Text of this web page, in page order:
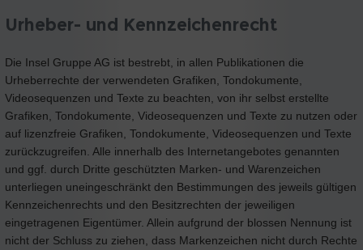
Urheber- und Kennzeichenrecht
Die Insel Gruppe AG ist bestrebt, in allen Publikationen die
Urheberrechte der verwendeten Grafiken, Tondokumente,
Videosequenzen und Texte zu beachten, von ihr selbst erstellte
Grafiken, Tondokumente, Videosequenzen und Texte zu nutzen oder
auf lizenzfreie Grafiken, Tondokumente, Videosequenzen und Texte
zurückzugreifen. Alle innerhalb des Internetangebotes genannten
und ggf. durch Dritte geschützten Marken- und Warenzeichen
unterliegen uneingeschränkt den Bestimmungen des jeweils gültigen
Kennzeichenrechts und den Besitzrechten der jeweiligen
eingetragenen Eigentümer. Allein aufgrund der blossen Nennung ist
nicht der Schluss zu ziehen, dass Markenzeichen nicht durch Rechte